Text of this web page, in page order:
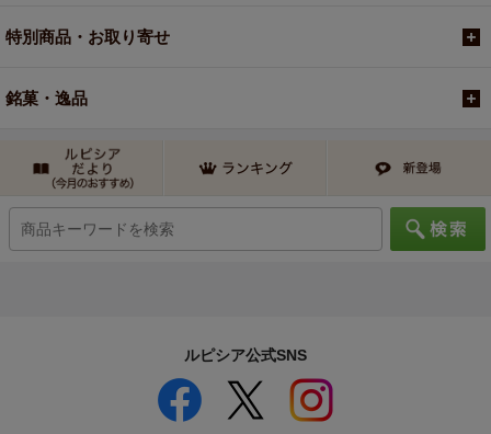
特別商品・お取り寄せ
銘菓・逸品
ルピシア公式SNS